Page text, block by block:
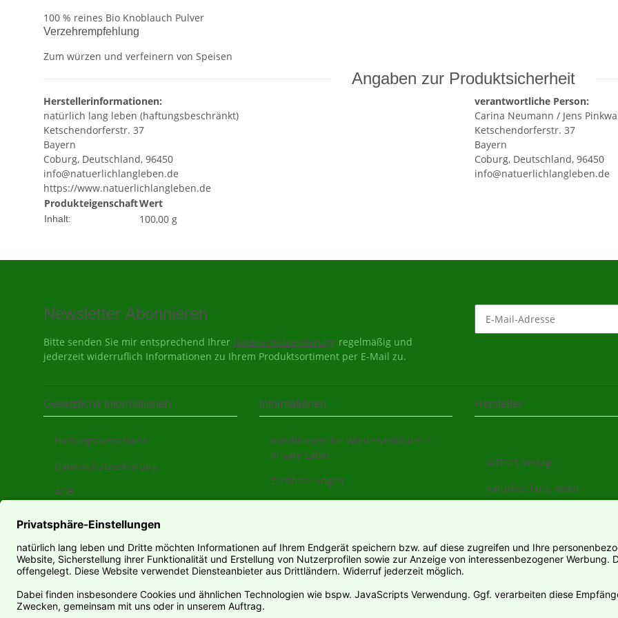
100 % reines Bio Knoblauch Pulver
Verzehrempfehlung
Zum würzen und verfeinern von Speisen
Angaben zur Produktsicherheit
Herstellerinformationen:
natürlich lang leben (haftungsbeschränkt)
Ketschendorferstr. 37
Bayern
Coburg, Deutschland, 96450
info@natuerlichlangleben.de
https://www.natuerlichlangleben.de
verantwortliche Person:
Carina Neumann / Jens
Ketschendorferstr. 37
Bayern
Coburg, Deutschland, 96450
info@natuerlichlangleben.de
ProdukteigenschaftWert
Inhalt: 100,00 g
Newsletter Abonnieren
Bitte senden Sie mir entsprechend Ihrer Datenschutzerklärung regelmäßig und
jederzeit widerruflich Informationen zu Ihrem Produktsortiment per E-Mail zu.
Gesetzliche Informationen
Haftungsausschluss
Datenschutzerklärung
AGB
Sitemap
Impressum
Widerrufsrecht
Informationen
Konditionen für Wiederverkäufer /
Private Label
Zertifizierungen
Versandinformationen
Hersteller
IATROS Verlag
natürlich lang leben